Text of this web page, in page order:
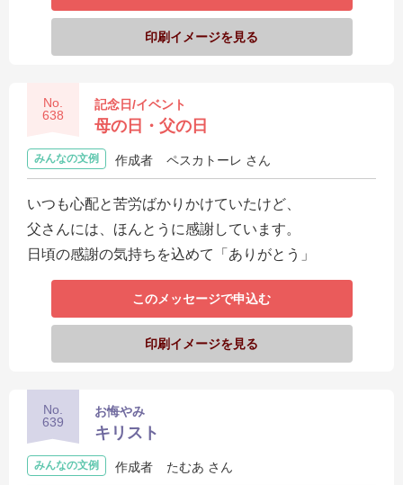
印刷イメージを見る
No.
638
記念日/イベント
母の日・父の日
みんなの文例 作成者 ペスカトーレ さん
いつも心配と苦労ばかりかけていたけど、
父さんには、ほんとうに感謝しています。
日頃の感謝の気持ちを込めて「ありがとう」
このメッセージで申込む
印刷イメージを見る
No.
639
お悔やみ
キリスト
みんなの文例 作成者 たむあ さん